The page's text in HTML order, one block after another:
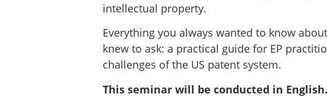
intellectual property.
Everything you always wanted to know
knew to ask: a practical guide for EP
challenges of the US patent system.
This seminar will be conducted in English.